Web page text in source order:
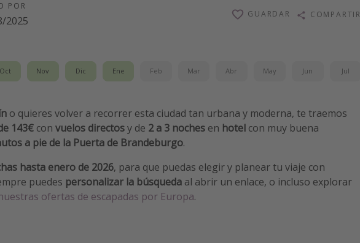
POR
2025
GUARDAR COMPARTIR
Oct Nov Dic Ene Feb Mar Abr May Jun Jul
o quieres volver a recorrer esta ciudad tan urbana y moderna, te traemos
143€ con vuelos directosy de 2 a 3 noches en hotel con muy buena
a pie de la Puerta de Brandeburgo.
hasta enero de 2026, para que puedas elegir y planear tu viaje con
puedes personalizar la búsqueda al abrir un enlace, o incluso explorar
ofertas de escapadas por Europa.